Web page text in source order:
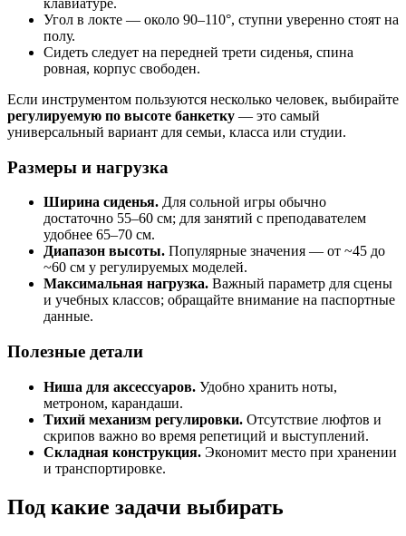
клавиатуре.
Угол в локте — около 90–110°, ступни уверенно стоят на
полу.
Сидеть следует на передней трети сиденья, спина
ровная, корпус свободен.
Если инструментом пользуются несколько человек, выбирайте
регулируемую по высоте банкетку — это самый
универсальный вариант для семьи, класса или студии.
Размеры и нагрузка
Ширина сиденья. Для сольной игры обычно
достаточно 55–60 см; для занятий с преподавателем
удобнее 65–70 см.
Диапазон высоты. Популярные значения — от ~45 до
~60 см у регулируемых моделей.
Максимальная нагрузка. Важный параметр для сцены
и учебных классов; обращайте внимание на паспортные
данные.
Полезные детали
Ниша для аксессуаров. Удобно хранить ноты,
метроном, карандаши.
Тихий механизм регулировки. Отсутствие люфтов и
скрипов важно во время репетиций и выступлений.
Складная конструкция. Экономит место при хранении
и транспортировке.
Под какие задачи выбирать